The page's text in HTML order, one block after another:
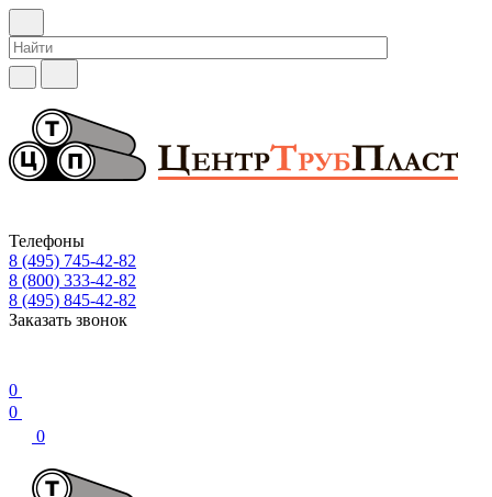
Телефоны
8 (495) 745-42-82
8 (800) 333-42-82
8 (495) 845-42-82
Заказать звонок
0
0
0